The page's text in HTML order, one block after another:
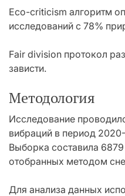
Eco-criticism алгоритм
исследований с 78%
Fair division протокол
зависти.
Методология
Исследование
вибраций в период
Выборка составила
отобранных методом
Для анализа данных